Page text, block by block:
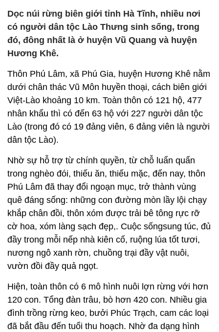
Dọc núi rừng biên giới tỉnh Hà Tĩnh, nhiều nơi
có người dân tộc Lào Thưng sinh sống, trong
đó, đông nhất là ở huyện Vũ Quang và huyện
Hương Khê.
Thôn Phú Lâm, xã Phú Gia, huyện Hương Khê nằm
dưới chân thác Vũ Môn huyền thoại, cách biên giới
Việt-Lào khoảng 10 km. Toàn thôn có 121 hộ, 477
nhân khẩu thì có đến 63 hộ với 227 người dân tộc
Lào (trong đó có 19 đảng viên, 6 đảng viên là người
dân tộc Lào).
Nhờ sự hỗ trợ từ chính quyền, từ chỗ luẩn quẩn
trong nghèo đói, thiếu ăn, thiếu mặc, đến nay, thôn
Phú Lâm đã thay đổi ngoạn mục, trở thành vùng
quê đáng sống: những con đường mòn lầy lội chạy
khắp chân đồi, thôn xóm được trải bê tông rực rỡ
cờ hoa, xóm làng sạch đẹp,. Cuộc sốngsung túc, đủ
đầy trong mỗi nếp nhà kiên cố, ruộng lúa tốt tươi,
nương ngô xanh rờn, chuồng trại đầy vật nuôi,
vườn đồi đầy quả ngọt.
Hiện, toàn thôn có 6 mô hình nuôi lợn rừng với hơn
120 con. Tổng đàn trâu, bò hơn 420 con. Nhiều gia
đình trồng rừng keo, bưởi Phúc Trạch, cam các loại
đã bắt đầu đến tuổi thu hoạch. Nhờ đa dạng hình